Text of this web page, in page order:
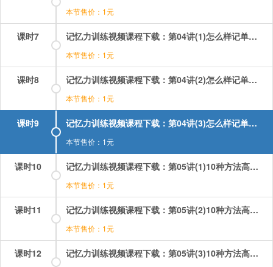
本节售价：1元
课时7 记忆力训练视频课程下载：第04讲(1)怎么样记单词最科学？ 第1段.mp4
本节售价：1元
课时8 记忆力训练视频课程下载：第04讲(2)怎么样记单词最科学？ 第2段.mp4
本节售价：1元
课时9 记忆力训练视频课程下载：第04讲(3)怎么样记单词最科学？ 第3段.mp4
本节售价：1元
课时10 记忆力训练视频课程下载：第05讲(1)10种方法高效记单词 第1段.mp4
本节售价：1元
课时11 记忆力训练视频课程下载：第05讲(2)10种方法高效记单词 第2段.mp4
本节售价：1元
课时12 记忆力训练视频课程下载：第05讲(3)10种方法高效记单词 第3段.mp4